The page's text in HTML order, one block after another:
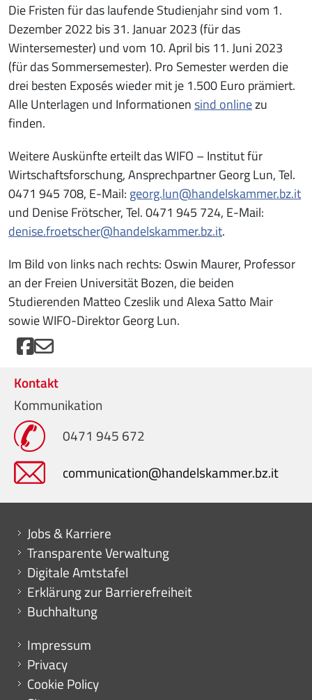
Die Fristen für das laufende Studienjahr sind vom 1.
Dezember 2022 bis 31. Januar 2023 (für das
Wintersemester) und vom 10. April bis 11. Juni 2023
(für das Sommersemester). Pro Semester werden die
drei besten Exposés wieder mit je 1.500 Euro prämiert.
Alle Unterlagen und Informationensind onlinezu
finden.
Weitere Auskünfte erteilt das WIFO – Institut für
Wirtschaftsforschung, Ansprechpartner Georg Lun, Tel.
0471 945 708, E-Mail: georg.lun@handelskammer.bz.it
und Denise Frötscher, Tel. 0471 945 724, E-Mail:
denise.froetscher@handelskammer.bz.it.
Im Bild von links nach rechts: Oswin Maurer, Professor
an der Freien Universität Bozen, die beiden
Studierenden Matteo Czeslik und Alexa Satto Mair
sowie WIFO-Direktor Georg Lun.
Kontakt
Kommunikation
0471 945 672
communication@handelskammer.bz.it
Mini menu di servizio
Jobs & Karriere
Transparente Verwaltung
Digitale Amtstafel
Erklärung zur Barrierefreiheit
Buchhaltung
Menu footer
Impressum
Privacy
Cookie Policy